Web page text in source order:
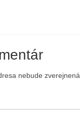
nebude zverejnená.